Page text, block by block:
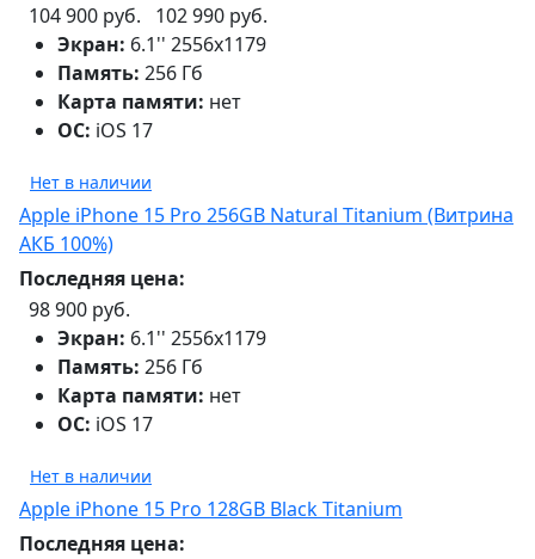
104 900 руб.
102 990 руб.
Экран: 6.1'' 2556x1179
Память: 256 Гб
Карта памяти: нет
ОС: iOS 17
Нет в наличии
Apple iPhone 15 Pro 256GB Natural Titanium (Витрина
АКБ 100%)
Последняя цена:
98 900 руб.
Экран: 6.1'' 2556x1179
Память: 256 Гб
Карта памяти: нет
ОС: iOS 17
Нет в наличии
Apple iPhone 15 Pro 128GB Black Titanium
Последняя цена: